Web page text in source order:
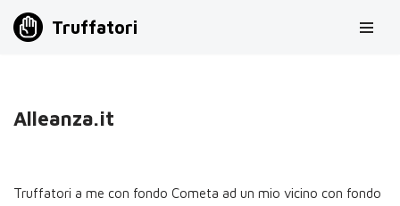
Truffatori
Alleanza.it
Truffatori a me con fondo Cometa ad un mio vicino con fondo